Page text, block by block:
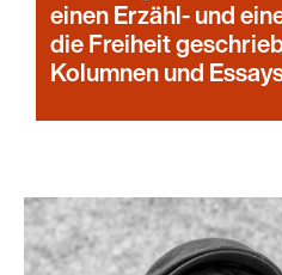
einen Erzähl- und
die Freiheit
Kolumnen und